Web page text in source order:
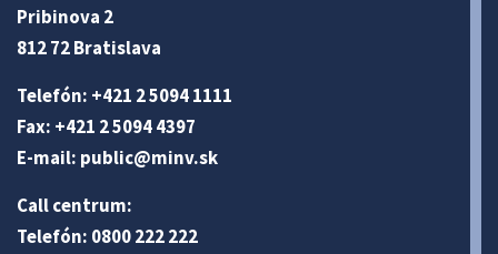
Pribinova 2
812 72 Bratislava
Telefón: +421 2 5094 1111
Fax: +421 2 5094 4397
E-mail: public@minv.sk
Call centrum:
Telefón: 0800 222 222